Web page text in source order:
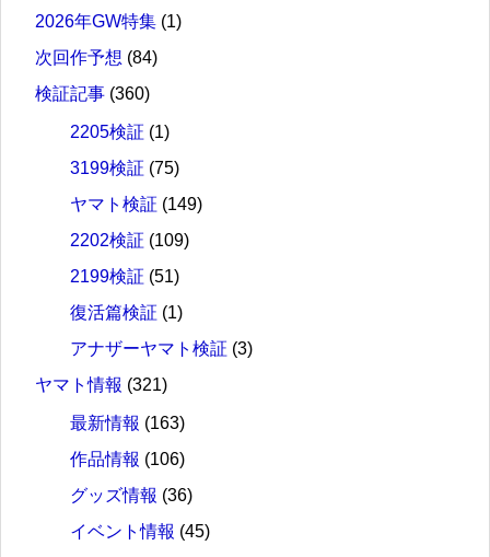
2026年GW特集 (1)
次回作予想 (84)
検証記事 (360)
2205検証 (1)
3199検証 (75)
ヤマト検証 (149)
2202検証 (109)
2199検証 (51)
復活篇検証 (1)
アナザーヤマト検証 (3)
ヤマト情報 (321)
最新情報 (163)
作品情報 (106)
グッズ情報 (36)
イベント情報 (45)